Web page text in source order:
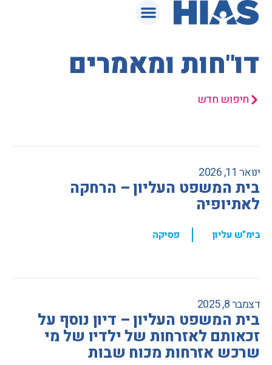
דו"חות ומאמרים
חיפוש חדש
ינואר 11, 2026
בית המשפט העליון – הרחקה
לאתיופיה
בימ"ש עליון , פסיקה
דצמבר 8, 2025
בית המשפט העליון – דיון נוסף על
זכאותם לאזרחות של ילדיו של מי
שרכש אזרחות מכוח שבות